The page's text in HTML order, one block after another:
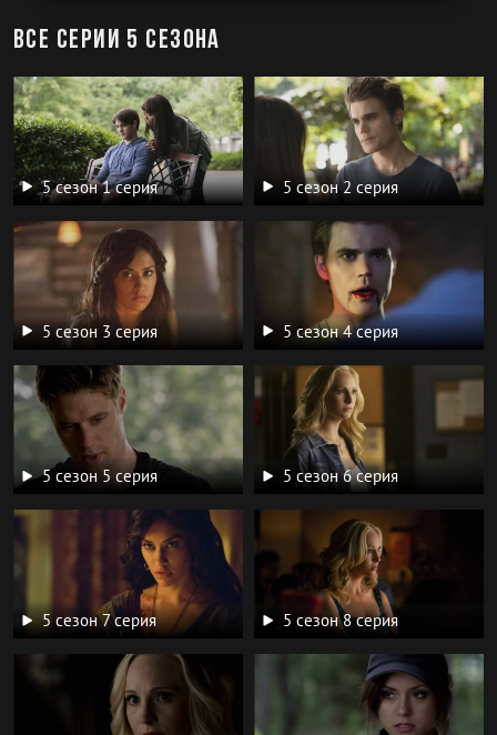
Все серии 5 сезона
5 сезон 1 серия 5 сезон 2 серия
5 сезон 3 серия 5 сезон 4 серия
5 сезон 5 серия 5 сезон 6 серия
5 сезон 7 серия 5 сезон 8 серия